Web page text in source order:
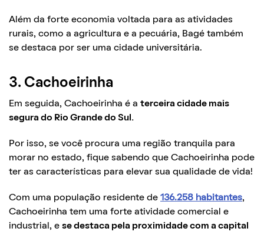
Além da forte economia voltada para as atividades
rurais, como a agricultura e a pecuária, Bagé também
se destaca por ser uma cidade universitária.
3. Cachoeirinha
Em seguida, Cachoeirinha é a terceira cidade mais
segura do Rio Grande do Sul.
Por isso, se você procura uma região tranquila para
morar no estado, fique sabendo que Cachoeirinha pode
ter as características para elevar sua qualidade de vida!
Com uma população residente de 136.258 habitantes,
Cachoeirinha tem uma forte atividade comercial e
industrial, e se destaca pela proximidade com a capital